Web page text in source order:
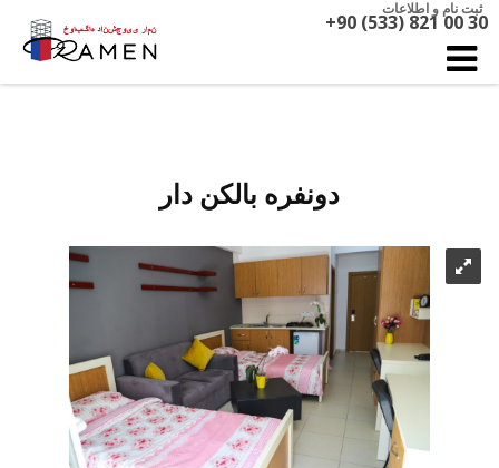
ثبت نام و اطلاعات
+90 (533) 821 00 30
دونفره بالکن دار